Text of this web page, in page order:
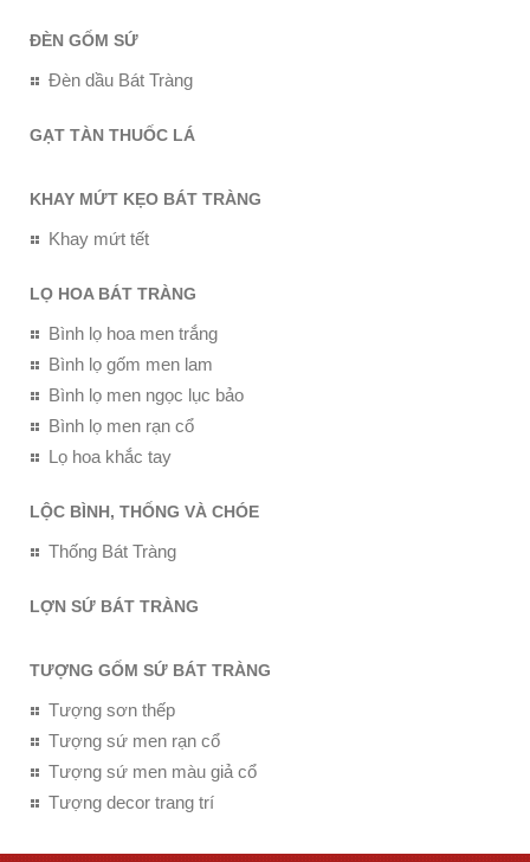
ĐÈN GỐM SỨ
Đèn dầu Bát Tràng
GẠT TÀN THUỐC LÁ
KHAY MỨT KẸO BÁT TRÀNG
Khay mứt tết
LỌ HOA BÁT TRÀNG
Bình lọ hoa men trắng
Bình lọ gốm men lam
Bình lọ men ngọc lục bảo
Bình lọ men rạn cổ
Lọ hoa khắc tay
LỘC BÌNH, THỐNG VÀ CHÓE
Thống Bát Tràng
LỢN SỨ BÁT TRÀNG
TƯỢNG GỐM SỨ BÁT TRÀNG
Tượng sơn thếp
Tượng sứ men rạn cổ
Tượng sứ men màu giả cổ
Tượng decor trang trí